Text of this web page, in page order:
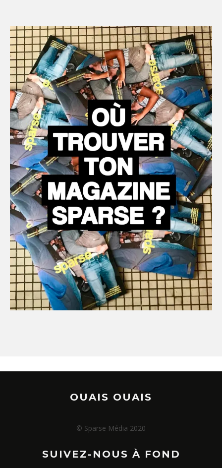
OUAIS OUAIS
© Sparse Média 2020
SUIVEZ-NOUS À FOND